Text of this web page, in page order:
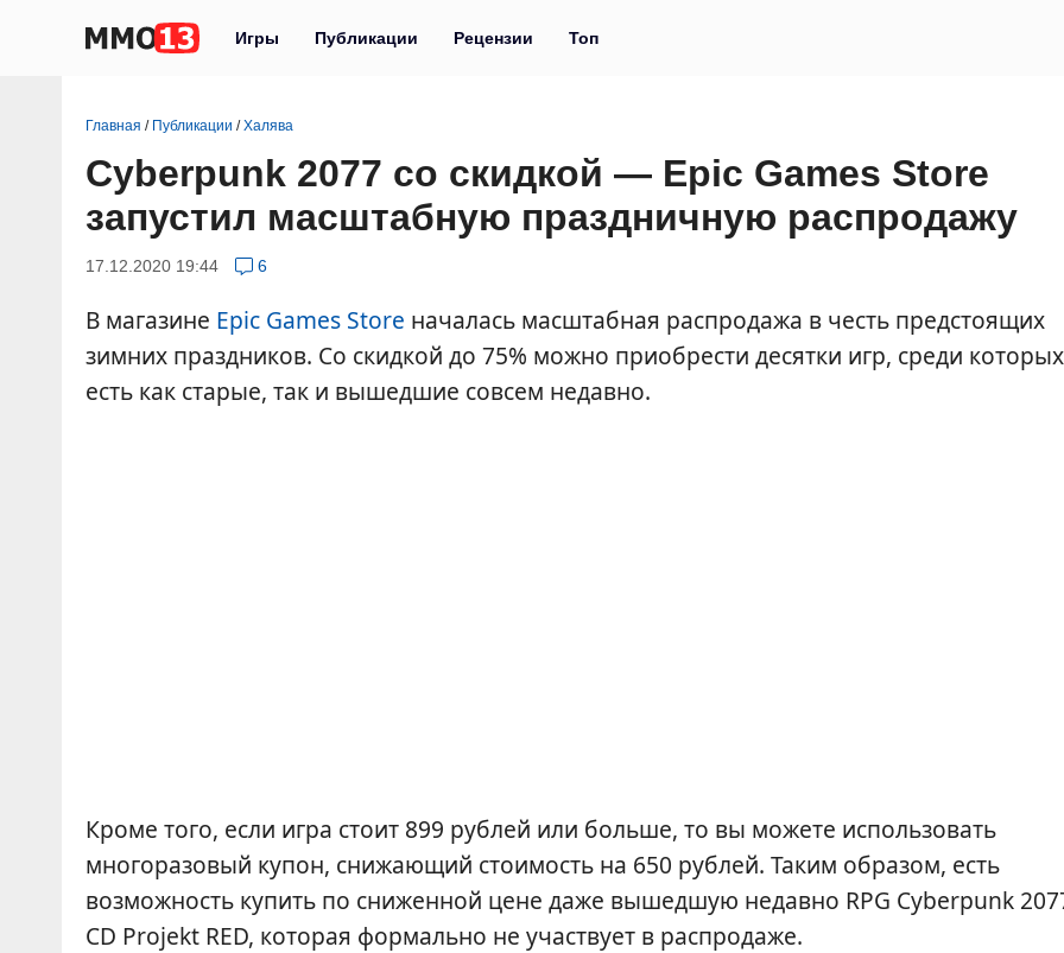
Игры Публикации Рецензии Топ
Главная / Публикации /Халява
Cyberpunk 2077 со скидкой — Epic Games Store
запустил масштабную праздничную распродажу
17.12.2020 19:44 6
В магазине Epic Games Store началась масштабная распродажа в честь предстоящих
зимних праздников. Со скидкой до 75% можно приобрести десятки игр, среди которых
есть как старые, так и вышедшие совсем недавно.
Кроме того, если игра стоит 899 рублей или больше, то вы можете использовать
многоразовый купон, снижающий стоимость на 650 рублей. Таким образом, есть
возможность купить по сниженной цене даже вышедшую недавно RPG Cyberpunk
CD Projekt RED, которая формально не участвует в распродаже.